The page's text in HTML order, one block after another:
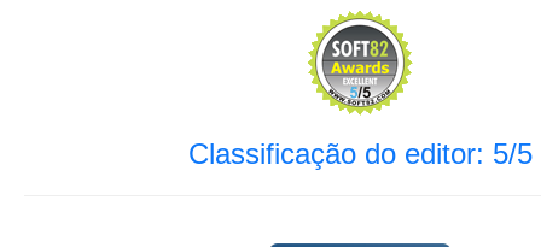
Classificação do editor: 5/5